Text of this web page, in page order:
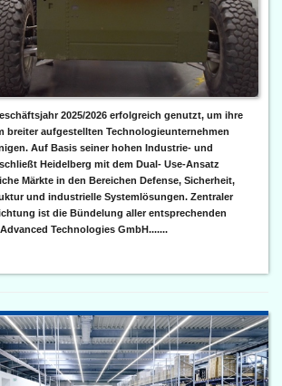
2025/2026 erfolgreich genutzt, um ihre
breiter aufgestellten Technologieunternehmen
Auf Basis seiner hohen Industrie- und
Heidelberg mit dem Dual- Use-Ansatz
Märkte in den Bereichen Defense, Sicherheit,
und industrielle Systemlösungen. Zentraler
ist die Bündelung aller entsprechenden
Technologies GmbH.......